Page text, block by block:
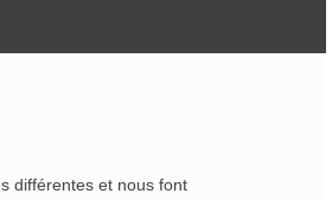
différentes et nous font